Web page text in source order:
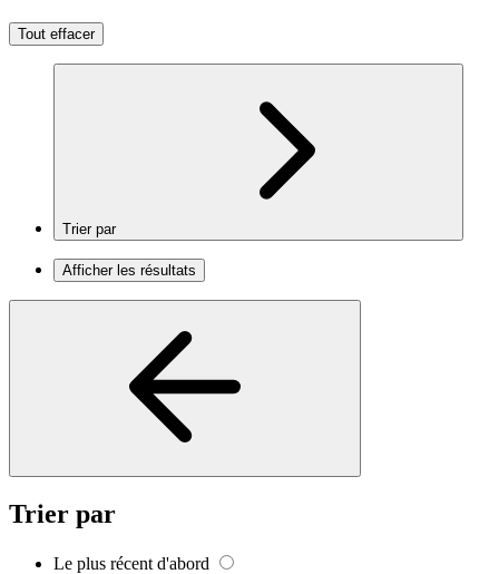
Tout effacer
Trier par
Afficher les résultats
Trier par
Le plus récent d'abord